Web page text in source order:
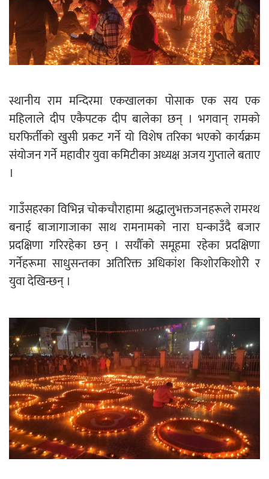
स्थानीय राम मन्दिरमा एकखालका पोसाक एक सय एक
महिलाले दीप एकैपटक दीप बालेका छन् । भगवान् रामको
घरफिर्तीको खुसी प्रकट गर्ने यो विशेष तरिका भएको कार्यक्रम
संयोजन गर्ने महावीर युवा कमिटीका अध्यक्ष अजय गुप्ताले बताए
।
गाउँसहरका विभिन्न चोकचौराहामा श्रद्धालुभक्तजनहरूले रामरथ
बनाई बाजागाजाका साथ रामनामको नारा घन्काउँदै बजार
प्रदक्षिणा गरिरहेका छन् । सयौँको समूहमा रहेका प्रदक्षिणा
गर्नेहरूमा साधुसन्तका अतिरिक्त अधिकांश किशोरकिशोरी र
युवा देखिन्छन् ।